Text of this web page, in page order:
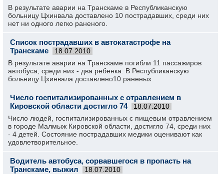
В результате аварии на Транскаме в Республиканскую
больницу Цхинвала доставлено 10 пострадавших, среди них
нет ни одного легко раненого.
Список пострадавших в автокатастрофе на
Транскаме
18.07.2010
В результате аварии на Транскаме погибли 11 пассажиров
автобуса, среди них - два ребенка. В Республиканскую
больницу Цхинвала доставлено10 раненых.
Число госпитализированных с отравлением в
Кировской области достигло 74
18.07.2010
Число людей, госпитализированных с пищевым отравлением
в городе Малмыж Кировской области, достигло 74, среди них
- 4 детей. Состояние пострадавших медики оценивают как
удовлетворительное.
Водитель автобуса, сорвавшегося в пропасть на
Транскаме, выжил
18.07.2010